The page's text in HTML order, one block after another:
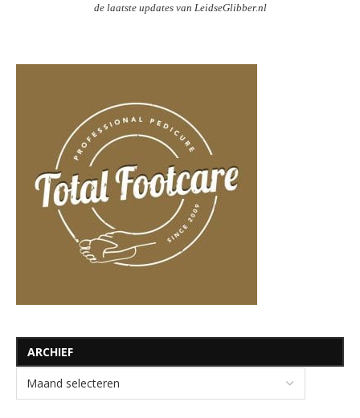
de laatste updates van LeidseGlibber.nl
ARCHIEF